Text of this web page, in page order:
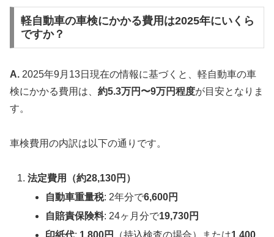
軽自動車の車検にかかる費用は2025年にいくら
ですか？
A. 2025年9月13日現在の情報に基づくと、軽自動車の車
検にかかる費用は、 約5.3万円〜9万円程度が目安となりま
す。
車検費用の内訳は以下の通りです。
法定費用（約28,130円）
自動車重量税: 2年分で6,600円
自賠責保険料: 24ヶ月分で19,730円